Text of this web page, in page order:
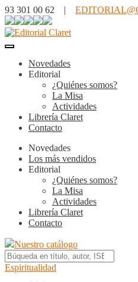
93 301 00 62 |
Novedades
Editorial
¿Quiénes somos?
La Misa
Actividades
Librería Claret
Contacto
Novedades
Los más vendidos
Editorial
¿Quiénes somos?
La Misa
Actividades
Librería Claret
Contacto
Nuestro catálogo
Espiritualidad